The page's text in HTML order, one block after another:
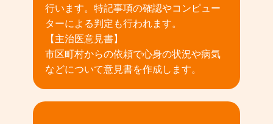
行います。特記事項の確認やコンピュー
ターによる判定も行われます。
【主治医意見書】
市区町村からの依頼で心身の状況や病気
などについて意見書を作成します。